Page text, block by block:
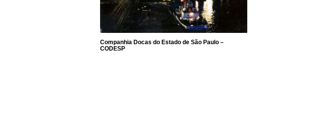
Companhia Docas do Estado de São Paulo –
CODESP